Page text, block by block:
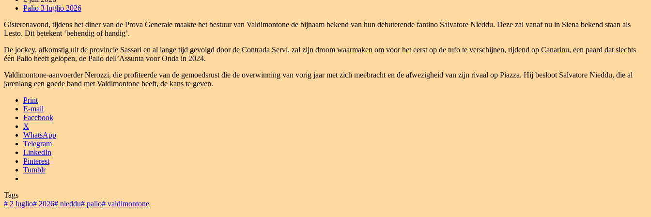
Palio 3 luglio 2026
Gisterenavond, tijdens het diner van de Prova Generale maakte het bestuur van Valdimontone de bijnaam bekend van hun debuterende fantino Salvatore Nieddu. Deze zal vanaf nu in Siena bekend staan als
Lesto. Dit betekent ‘behendig of handig’.
De jockey, afkomstig uit de provincie Sassari en al lange tijd gevolgd door de Contrada Servi, zal zijn droom waarmaken om voor het eerst op de tufo te verschijnen, rijdend op Canarinu, een paard dat slechts
één Palio heeft gelopen, de Palio dell’Assunta voor Onda in 2024.
Valdimontone-aanvoerder Nerozzi, die profiteerde van de gemoedsrust die de overwinning van vorig jaar met zich meebracht en de afwezigheid van zijn rivaal op Piazza. Hij besloot Salvatore Nieddu, die al
jarenlang een goede band met Valdimontone heeft, de kans te geven.
Print
E-mail
Facebook
X
WhatsApp
Telegram
LinkedIn
Pinterest
Tumblr
Tags
# 2 luglio# 2026# nieddu# palio# valdimontone